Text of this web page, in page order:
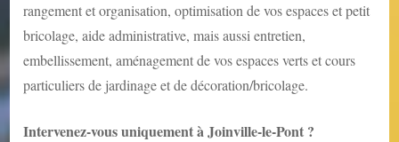
rangement et organisation, optimisation de vos espaces et petit
bricolage, aide administrative, mais aussi entretien,
embellissement, aménagement de vos espaces verts et cours
particuliers de jardinage et de décoration/bricolage.
Intervenez-vous uniquement à Joinville-le-Pont ?